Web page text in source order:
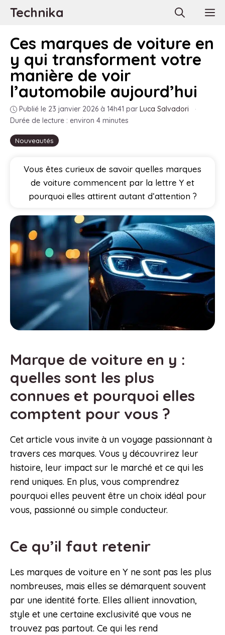
AllerTechnika
Nouveautés
Ces marques de voiture en
y qui transforment votre
manière de voir
l’automobile aujourd’hui
Publié le 23 janvier 2026 à 14h41 par Luca Salvadori
·
Durée de lecture : environ 4 minutes
Vous êtes curieux de savoir quelles marques
de voiture commencent par la lettre Y et
pourquoi elles attirent autant d’attention ?
Marque de voiture en y :
quelles sont les plus
connues et pourquoi elles
comptent pour vous ?
Cet article vous invite à un voyage passionnant à
travers ces marques. Vous y découvrirez leur
histoire, leur impact sur le marché et ce qui les
rend uniques. En plus, vous comprendrez
pourquoi elles peuvent être un choix idéal pour
vous, passionné ou simple conducteur.
Ce qu’il faut retenir
Les marques de voiture en Y ne sont pas les plus
nombreuses, mais elles se démarquent souvent
par une identité forte. Elles allient innovation,
style et une certaine exclusivité que vous ne
trouvez pas partout. Ce qui les rend